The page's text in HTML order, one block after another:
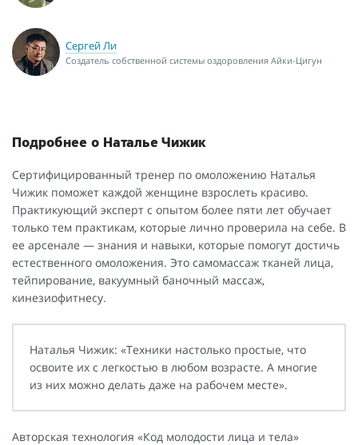
Сергей Ли
Создатель собственной системы оздоровления Айки-Цигун
Подробнее о Наталье Чижик
Сертифицированный тренер по омоложению Наталья
Чижик поможет каждой женщине взрослеть красиво.
Практикующий эксперт с опытом более пяти лет обучает
только тем практикам, которые лично проверила на себе. В
ее арсенале — знания и навыки, которые помогут достичь
естественного омоложения. Это самомассаж тканей лица,
тейпирование, вакуумный баночный массаж,
кинезиофитнесу.
Наталья Чижик: «Техники настолько простые, что
освоите их с легкостью в любом возрасте. А многие
из них можно делать даже на рабочем месте».
Авторская технология «Код молодости лица и тела»